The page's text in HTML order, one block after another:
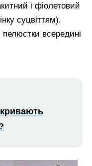
і фіолетовий
суцвіттям),
всередині